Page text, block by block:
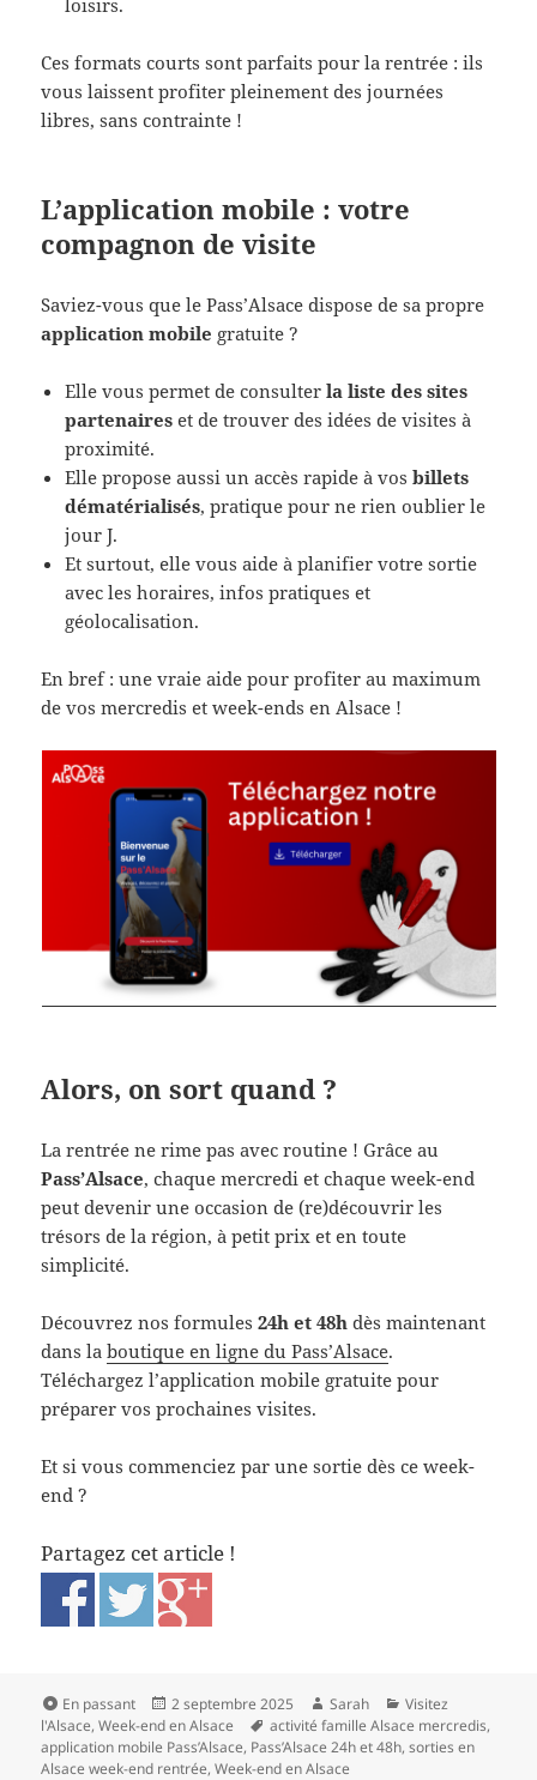
Ces formats courts sont parfaits pour la rentrée : ils
vous laissent profiter pleinement des journées
libres, sans contrainte !
L’application mobile : votre
compagnon de visite
Saviez-vous que le Pass’Alsace dispose de sa propre
application mobile gratuite ?
Elle vous permet de consulterla liste des sites
partenaires et de trouver des idées de visites à
proximité.
Elle propose aussi un accès rapide à vosbillets
dématérialisés, pratique pour ne rien oublier le
jour J.
Et surtout, elle vous aide à planifier votre sortie
avec les horaires, infos pratiques et
géolocalisation.
En bref : une vraie aide pour profiter au maximum
de vos mercredis et week-ends en Alsace !
Alors, on sort quand ?
La rentrée ne rime pas avec routine ! Grâce au
Pass’Alsace, chaque mercredi et chaque week-end
peut devenir une occasion de (re)découvrir les
trésors de la région, à petit prix et en toute
simplicité.
Découvrez nos formules24h et 48h dès maintenant
dans laboutique en ligne du Pass’Alsace.
Téléchargez l’application mobile gratuite pour
préparer vos prochaines visites.
Et si vous commenciez par une sortie dès ce week-
end ?
Partagez cet article !
Format
En passant
Publié
le
2 septembre 2025 Auteur
Sarah Catégories
Visitez
l'Alsace,Week-end en Alsace
Mots-
clés
activité famille Alsace mercredis,
application mobile Pass’Alsace, Pass’Alsace 24h et 48h,sorties en
Alsace week-end rentrée,Week-end en Alsace